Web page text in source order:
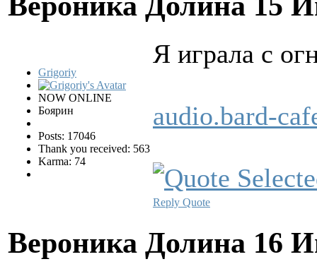
Grigoriy
NOW ONLINE
Боярин
Posts: 17046
Thank you received: 563
Karma: 74
Я игpала с
audio.bard-
Reply Quote
Вероника Долина 16